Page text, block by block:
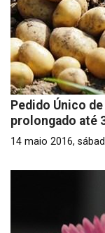
Pedido Único
prolongado até
14 maio 2016,